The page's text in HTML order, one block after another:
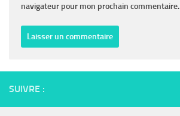
navigateur pour mon prochain commentaire.
SUIVRE :